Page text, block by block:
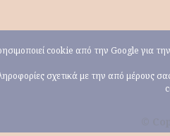
©
cookie από την Google για
σχετικά με την από μέρους